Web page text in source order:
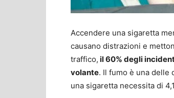
Accendere una sigaretta
causano distrazioni e
traffico, il 60% degli
volante. Il fumo è una delle
una sigaretta necessita di